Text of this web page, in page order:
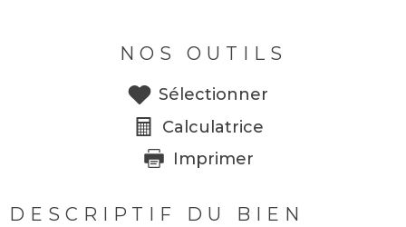
NOS OUTILS
Sélectionner
Calculatrice
Imprimer
DESCRIPTIF DU BIEN